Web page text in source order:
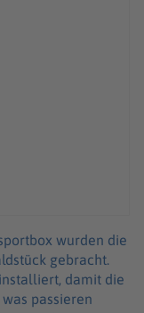
wurden die
gebracht.
damit die
passieren